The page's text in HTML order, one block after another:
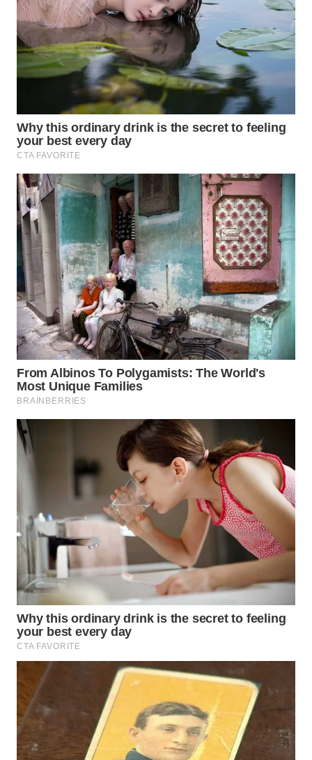
TANGERANG
WN
BINJAI
CIREBON
WN
INDRAMAYU
WN
KUNINGAN
WN
MAJALENGKA
WN
SUBANG
WN
SUKABUMI
WN
PURWAKARTA
WN
SEMARANG
WN
SOLO
WN
BOROBUDUR
WN
MADURA
SURABAYA